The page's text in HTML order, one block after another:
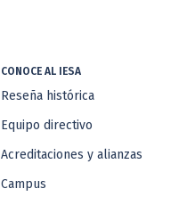
CONOCE AL IESA
Reseña histórica
Equipo directivo
Acreditaciones y alianzas
Campus